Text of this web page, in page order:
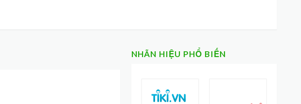
NHÃN HIỆU PHỔ BIẾN